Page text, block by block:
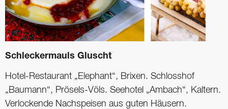
Schleckermauls Gluscht
Hotel-Restaurant „Elephant“, Brixen. Schlosshof
„Baumann“, Prösels-Völs. Seehotel „Ambach“, Kaltern.
Verlockende Nachspeisen aus guten Häusern.